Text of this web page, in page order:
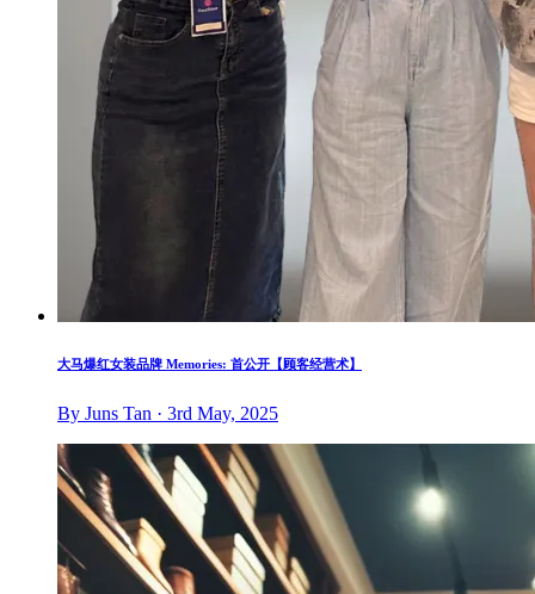
大马爆红女装品牌 Memories: 首公开【顾客经营术】
By Juns Tan · 3rd May, 2025